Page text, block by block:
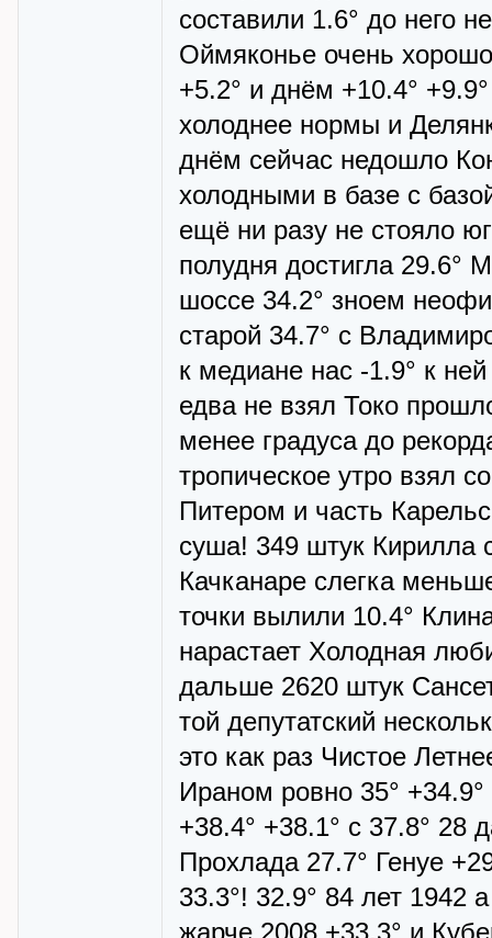
составили 1.6° до него
Оймяконье очень
+5.2° и днём +10.4°
холоднее нормы и
днём сейчас недошло
холодными в базе с
ещё ни разу не стояло
полудня достигла 29.6°
шоссе 34.2° зноем
старой 34.7° с
к медиане нас -1.9° к
едва не взял Токо
менее градуса до
тропическое утро взял
Питером и часть
суша! 349 штук Кирилла
Качканаре слегка
точки вылили 10.4°
нарастает Холодная
дальше 2620 штук
той депутатский
это как раз Чистое
Ираном ровно 35°
+38.4° +38.1° с 37.8° 28
Прохлада 27.7° Генуе
33.3°! 32.9° 84 лет 1942